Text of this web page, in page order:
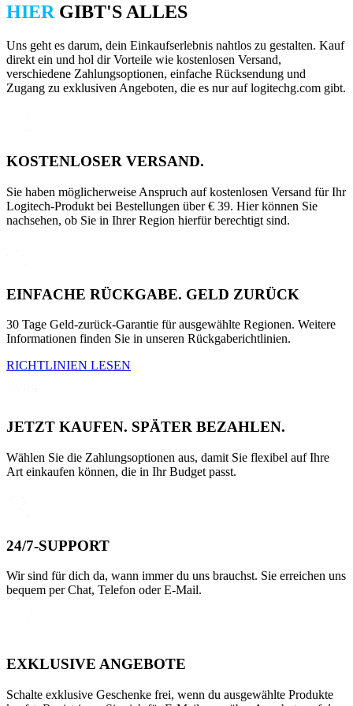
HIER GIBT'S ALLES
Uns geht es darum, dein Einkaufserlebnis nahtlos zu gestalten. Kauf
direkt ein und hol dir Vorteile wie kostenlosen Versand,
verschiedene Zahlungsoptionen, einfache Rücksendung und
Zugang zu exklusiven Angeboten, die es nur auf logitechg.com gibt.
KOSTENLOSER VERSAND.
Sie haben möglicherweise Anspruch auf kostenlosen Versand für Ihr
Logitech-Produkt bei Bestellungen über € 39. Hier können Sie
nachsehen, ob Sie in Ihrer Region hierfür berechtigt sind.
EINFACHE RÜCKGABE. GELD ZURÜCK
30 Tage Geld-zurück-Garantie für ausgewählte Regionen. Weitere
Informationen finden Sie in unseren Rückgaberichtlinien.
RICHTLINIEN LESEN
JETZT KAUFEN. SPÄTER BEZAHLEN.
Wählen Sie die Zahlungsoptionen aus, damit Sie flexibel auf Ihre
Art einkaufen können, die in Ihr Budget passt.
24/7-SUPPORT
Wir sind für dich da, wann immer du uns brauchst. Sie erreichen uns
bequem per Chat, Telefon oder E-Mail.
EXKLUSIVE ANGEBOTE
Schalte exklusive Geschenke frei, wenn du ausgewählte Produkte